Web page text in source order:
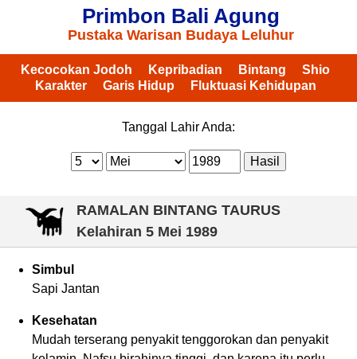
Primbon Bali Agung
Pustaka Warisan Budaya Leluhur
Kecocokan Jodoh Kepribadian Bintang
Shio
Karakter
Garis Hidup Fluktuasi Kehidupan
Tanggal Lahir Anda:
RAMALAN BINTANG TAURUS
Kelahiran 5 Mei 1989
Simbul
Sapi Jantan
Kesehatan
Mudah terserang penyakit tenggorokan dan penyakit